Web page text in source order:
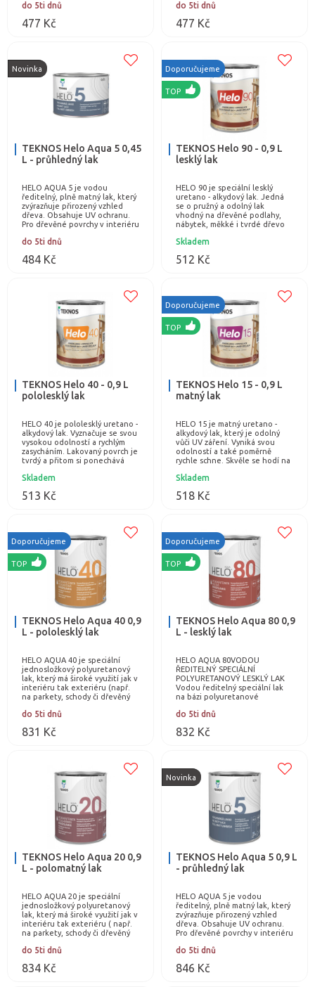
lak…
do 5ti dnů
477 Kč
vhodný pro zpracování
do 5ti dnů
477 Kč
TEKNOS Helo Aqua 5 0,45
L - průhledný lak
HELO AQUA 5 je vodou
ředitelný, plně matný lak, který
zvýrazňuje přirozený vzhled
dřeva. Obsahuje UV ochranu.
Pro dřevěné povrchy v interiéru
dveře, okna…
do 5ti dnů
484 Kč
Novinka
TEKNOS Helo 90 - 0,9 L
lesklý lak
HELO 90 je speciální lesklý
uretano - alkydový lak. Jedná
se o pružný a odolný lak
vhodný na dřevěné podlahy,
nábytek, měkké i tvrdé dřevo
Chrání dřevo před…
Skladem
512 Kč
Doporučujeme
TOP
TEKNOS Helo 40 - 0,9 L
pololesklý lak
HELO 40 je pololesklý uretano -
alkydový lak. Vyznačuje se svou
vysokou odolností a rychlým
zasycháním. Lakovaný povrch je
tvrdý a přitom si ponechává
Skladem
513 Kč
TEKNOS Helo 15 - 0,9 L
matný lak
HELO 15 je matný uretano -
alkydový lak, který je odolný
vůči UV záření. Vyniká svou
odolností a také poměrně
rychle schne. Skvěle se hodí na
okna a jiné…
Skladem
518 Kč
Doporučujeme
TOP
TEKNOS Helo Aqua 40 0,9
L - pololesklý lak
HELO AQUA 40 je speciální
jednosložkový polyuretanový
lak, který má široké využití jak v
interiéru tak exteriéru (např.
na parkety, schody či dřevěný
lak,…
do 5ti dnů
831 Kč
Doporučujeme
TOP
TEKNOS Helo Aqua 80 0,9
L - lesklý lak
HELO AQUA 80VODOU
ŘEDITELNÝ SPECIÁLNÍ
POLYURETANOVÝ LESKLÝ LAK
Vodou ředitelný speciální lak
na bázi polyuretanové
vhodný pro zpracování
do 5ti dnů
832 Kč
Doporučujeme
TOP
TEKNOS Helo Aqua 20 0,9
L - polomatný lak
HELO AQUA 20 je speciální
jednosložkový polyuretanový
lak, který má široké využití jak v
interiéru tak exteriéru ( např.
na parkety, schody či dřevěný
lak…
do 5ti dnů
834 Kč
TEKNOS Helo Aqua 5 0,9 L
- průhledný lak
HELO AQUA 5 je vodou
ředitelný, plně matný lak, který
zvýrazňuje přirozený vzhled
dřeva. Obsahuje UV ochranu.
Pro dřevěné povrchy v interiéru
dveře, okna…
do 5ti dnů
846 Kč
Novinka